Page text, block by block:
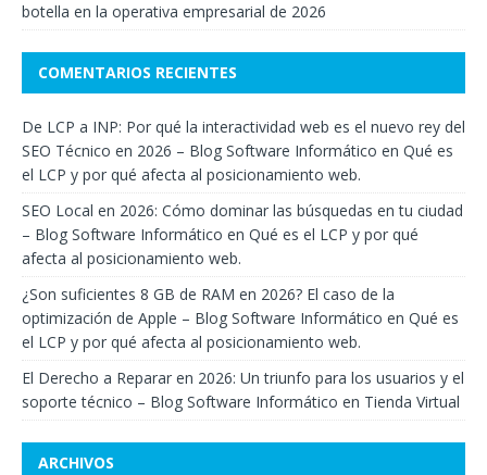
botella en la operativa empresarial de 2026
COMENTARIOS RECIENTES
De LCP a INP: Por qué la interactividad web es el nuevo rey del
SEO Técnico en 2026 – Blog Software Informático en Qué es
el LCP y por qué afecta al posicionamiento web.
SEO Local en 2026: Cómo dominar las búsquedas en tu ciudad
– Blog Software Informático en Qué es el LCP y por qué
afecta al posicionamiento web.
¿Son suficientes 8 GB de RAM en 2026? El caso de la
optimización de Apple – Blog Software Informático en Qué es
el LCP y por qué afecta al posicionamiento web.
El Derecho a Reparar en 2026: Un triunfo para los usuarios y el
soporte técnico – Blog Software Informático en Tienda Virtual
ARCHIVOS